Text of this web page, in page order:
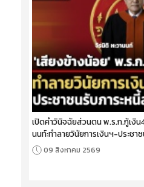
เปิดคำวินิจฉัยส่วนตน พ.ร.ก.กู้เงิน
นนท์:ทำลายวินัยการเงินฯ-ประชา
09 สิงหาคม 2569